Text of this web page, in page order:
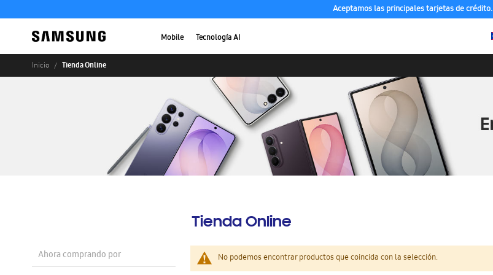
Aceptamos las principales tarjetas de crédito.
Mobile Tecnología AI
Inicio Tienda Online
Tienda Online
No podemos encontrar productos que coincida con la selección.
Ahora comprando por